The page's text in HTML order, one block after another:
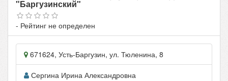
"Баргузинский"
- Рейтинг не определен
671624, Усть-Баргузин, ул. Тюленина, 8
Сергина Ирина Александровна